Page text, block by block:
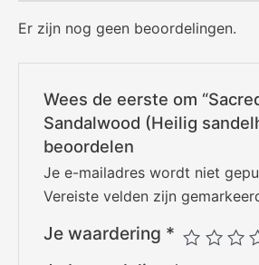
Er zijn nog geen beoordelingen.
Wees de eerste om
Sandalwood (Heilig
beoordelen
Je e-mailadres wordt niet
Vereiste velden zijn
Je waardering *